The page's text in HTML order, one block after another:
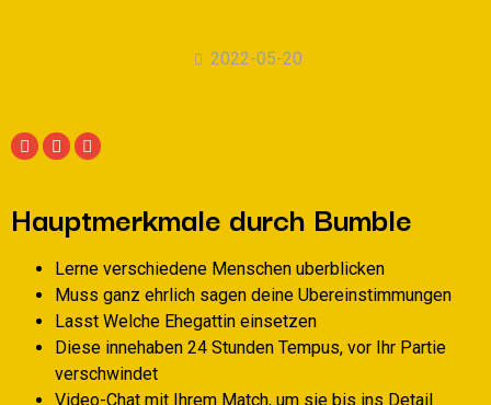
2022-05-20
Hauptmerkmale durch Bumble
Lerne verschiedene Menschen uberblicken
Muss ganz ehrlich sagen deine Ubereinstimmungen
Lasst Welche Ehegattin einsetzen
Diese innehaben 24 Stunden Tempus, vor Ihr Partie
verschwindet
Video-Chat mit Ihrem Match, um sie bis ins Detail